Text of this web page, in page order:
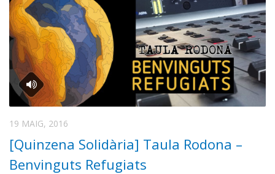
19 MAIG, 2016
[Quinzena Solidària] Taula Rodona –
Benvinguts Refugiats